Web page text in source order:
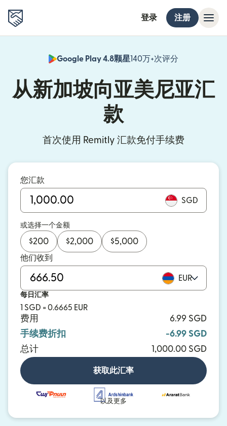
登录 注册
Google Play 4.8颗星140万+次评分
从新加坡向亚美尼亚汇
款
首次使用 Remitly 汇款免付手续费
您汇款
SGD
或选择一个金额
$200 $2,000 $5,000
他们收到
EUR
每日汇率
1 SGD = 0.6665 EUR
费用
6.99 SGD
手续费折扣
-6.99 SGD
总计
1,000.00 SGD
获取此汇率
以及更多